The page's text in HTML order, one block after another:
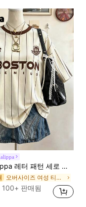
스트라이프 프린트 패셔너블 미니멀리스트 오버사이즈 미드 렝스 라운드 넥 드롭 숄더 여성 티셔츠 친구 선물
오버사이즈 여성 티셔츠
100+ 판매됨